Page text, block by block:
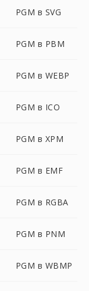
PGM в SVG
PGM в PBM
PGM в WEBP
PGM в ICO
PGM в XPM
PGM в EMF
PGM в RGBA
PGM в PNM
PGM в WBMP